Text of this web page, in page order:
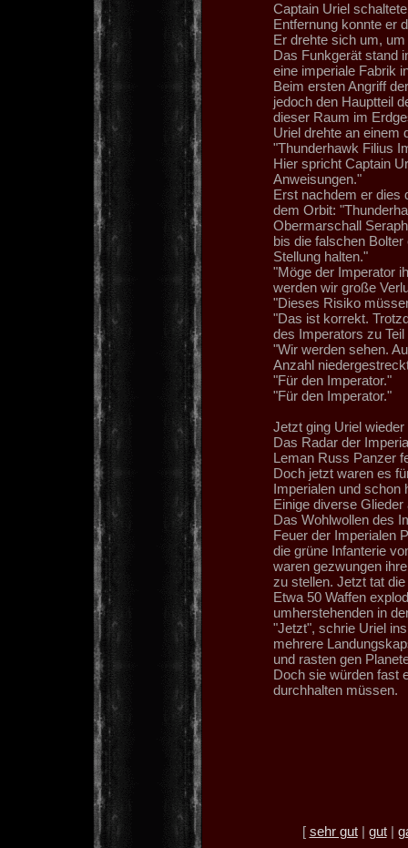
Captain Uriel
Entfernung konnte er
Er drehte sich um,
Das Funkgerät stand
eine imperiale Fabrik
Beim ersten Angriff
jedoch den Hauptteil
dieser Raum im
Uriel drehte an einem
"Thunderhawk Filius
Hier spricht Captain
Anweisungen."
Erst nachdem er dies
dem Orbit:
Obermarschall
bis die falschen
Stellung halten."
"Möge der Imperator
werden wir große
"Dieses Risiko
"Das ist korrekt.
des Imperators zu Teil
"Wir werden sehen.
Anzahl
"Für den Imperator."
"Für den Imperator."
Jetzt ging Uriel
Das Radar der
Leman Russ Panzer
Doch jetzt waren es
Imperialen und schon
Einige diverse Glieder
Das Wohlwollen des
Feuer der Imperialen
die grüne Infanterie
waren gezwungen
zu stellen. Jetzt tat
Etwa 50 Waffen
umherstehenden in
"Jetzt", schrie Uriel
mehrere
und rasten gen
Doch sie würden fast
durchhalten müssen.
[ sehr gut| gut|